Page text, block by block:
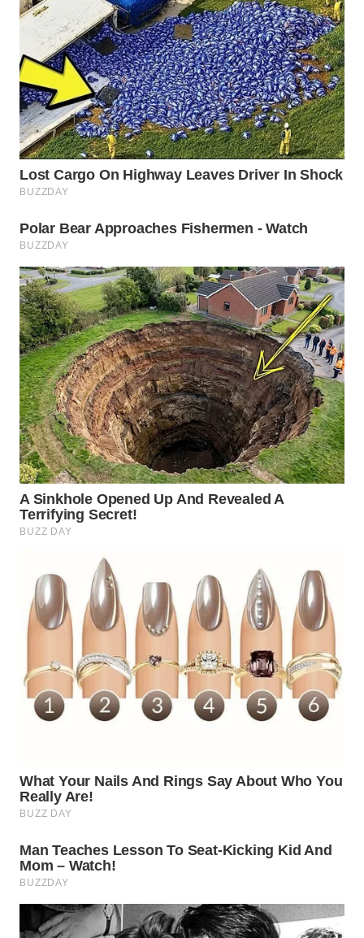
WN
TEBING
TINGGI
WN
PAKPAK
WN
KARAWANG
WN
BEKASI
WN
BOGOR
WN
DEPOK
WN
TAPANULI
UTARA
WN
SAMOSIR
LAWAS
WN
WN
CIANJUR
SERIBU
TANGERANG
WN
BINJAI